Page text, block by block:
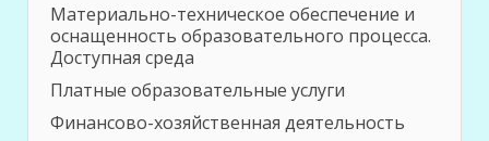
Материально-техническое обеспечение и
оснащенность образовательного процесса.
Доступная среда
Платные образовательные услуги
Финансово-хозяйственная деятельность